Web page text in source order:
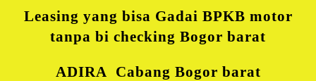
Leasing yang bisa Gadai BPKB motor
tanpa bi checking Bogor barat
ADIRA Cabang Bogor barat